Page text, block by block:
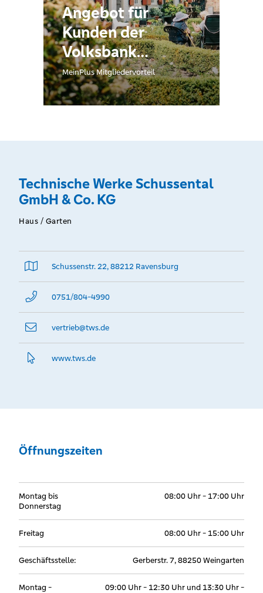
Angebot für
Kunden der
Volksbank
Bodensee
Oberschwaben eG:
Erdgasneukunden
Erdgasliefervertrages
eine einmalige
Prämie in Höhe von
25 €
MeinPlus Mitgliedervorteil
Technische Werke Schussental
GmbH & Co. KG
Haus / Garten
Schussenstr. 22, 88212 Ravensburg
0751/804-4990
vertrieb@­tws.de
www.­tws.­de
Öffnungszeiten
Montag bis
Donnerstag
08:00 Uhr - 17:00 Uhr
Freitag 08:00 Uhr - 15:00 Uhr
Geschäftsstelle: Gerberstr. 7, 88250 Weingarten
Montag -
09:00 Uhr - 12:30 Uhr und 13:30 Uhr -